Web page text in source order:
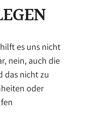
es uns nicht
nein, auch die
das nicht zu
oder